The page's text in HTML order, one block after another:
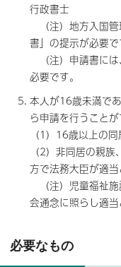
行政書士
（注）地方入国
書」の提示が必要で
（注）申請書に
必要です。
本人が16歳未満で
ら申請を行うこと
（1）16歳以上の
（2）非同居の親
方で法務大臣が適
（注）児童福祉
会通念に照らし適
必要なもの